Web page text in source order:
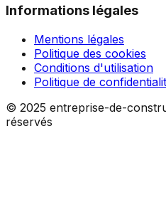
Informations légales
Mentions légales
Politique des cookies
Conditions d'utilisation
Politique de
© 2025 entreprise-de-
réservés